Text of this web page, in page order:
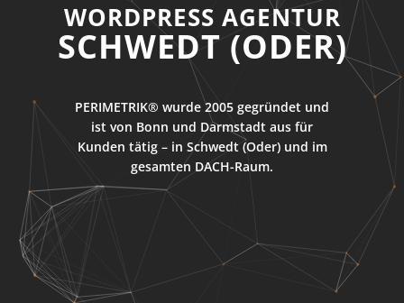
WORDPRESS AGENTUR
SCHWEDT (ODER)
PERIMETRIK® wurde 2005 gegründet und
ist von Bonn und Darmstadt aus für
Kunden tätig – in Schwedt (Oder) und im
gesamten DACH-Raum.